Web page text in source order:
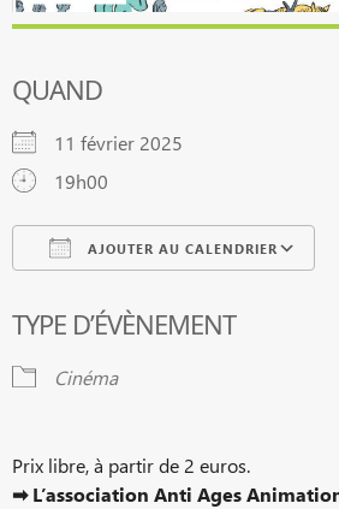
QUAND
11 février 2025
19h00
AJOUTER AU CALENDRIER
TYPE D’ÉVÈNEMENT
Cinéma
Prix libre, à partir de 2 euros.
➡ L’association Anti Ages